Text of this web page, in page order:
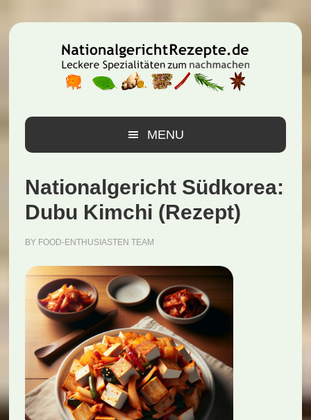
Hauptnavigation
Inhalt
Seitenspalte
MENU
Nationalgericht Südkorea:
Dubu Kimchi (Rezept)
BY FOOD-ENTHUSIASTEN TEAM